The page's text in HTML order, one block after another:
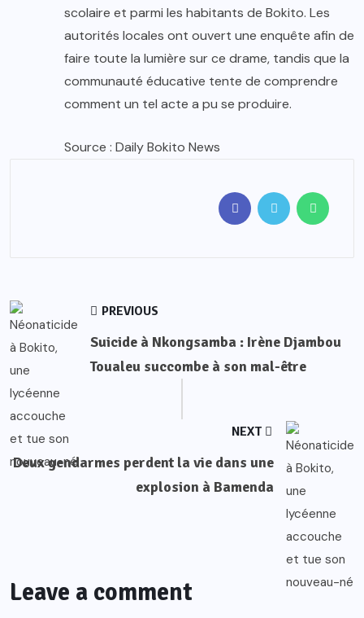
scolaire et parmi les habitants de Bokito. Les
autorités locales ont ouvert une enquête afin de
faire toute la lumière sur ce drame, tandis que la
communauté éducative tente de comprendre
comment un tel acte a pu se produire.
Source : Daily Bokito News
PREVIOUS
Suicide à Nkongsamba : Irène Djambou
Toualeu succombe à son mal-être
NEXT
Deux gendarmes perdent la vie dans une
explosion à Bamenda
Leave a comment